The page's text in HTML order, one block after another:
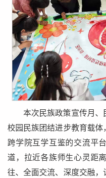
本次民族政策宣传月
校园民族团结进步教育载
跨学院互学互鉴的交流平
道，拉近各族师生心灵距
往、全面交流、深度交融